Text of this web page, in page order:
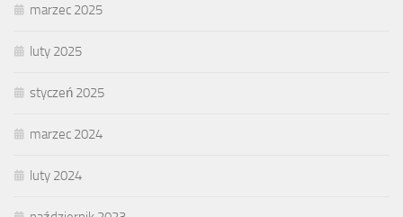
marzec 2025
luty 2025
styczeń 2025
marzec 2024
luty 2024